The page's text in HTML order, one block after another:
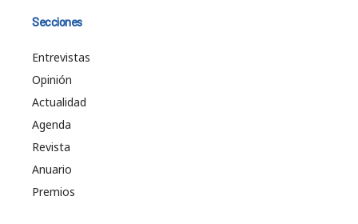
Secciones
Entrevistas
Opinión
Actualidad
Agenda
Revista
Anuario
Premios